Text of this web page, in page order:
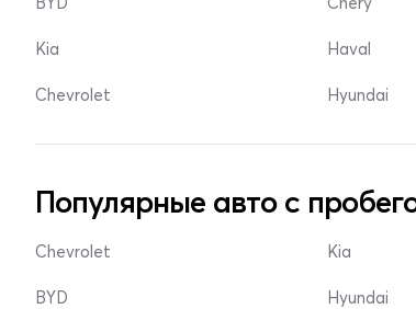
Kia
Chevrolet
Haval
Hyundai
Популярные авто с
Chevrolet
BYD
Kia
Hyundai